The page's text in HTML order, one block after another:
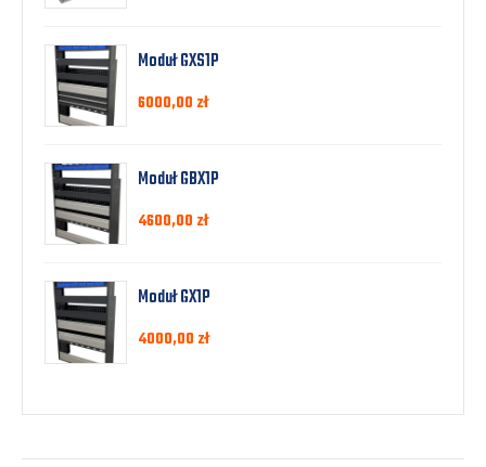
Moduł GXS1P
6000,00 zł
Moduł GBX1P
4600,00 zł
Moduł GX1P
4000,00 zł